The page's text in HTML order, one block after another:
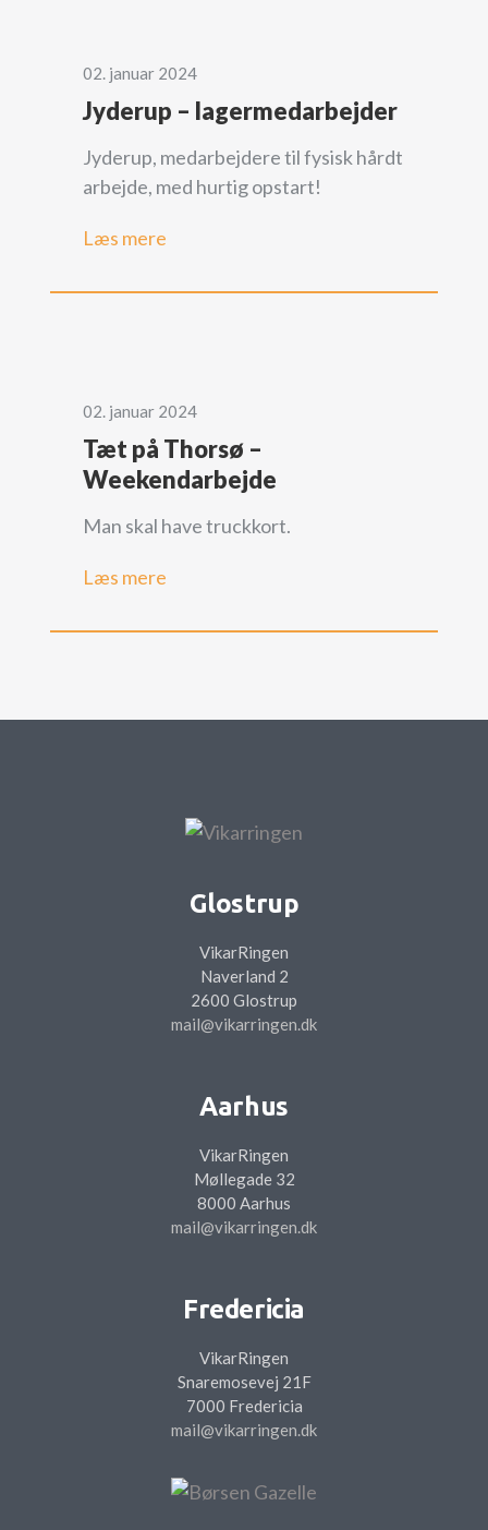
02. januar 2024
Jyderup – lagermedarbejder
Jyderup, medarbejdere til fysisk hårdt
arbejde, med hurtig opstart!
Læs mere
02. januar 2024
Tæt på Thorsø –
Weekendarbejde
Man skal have truckkort.
Læs mere
Glostrup
VikarRingen
Naverland 2
2600 Glostrup
mail@vikarringen.dk
Aarhus
VikarRingen
Møllegade 32
8000 Aarhus
mail@vikarringen.dk
Fredericia
VikarRingen
Snaremosevej 21F
7000 Fredericia
mail@vikarringen.dk